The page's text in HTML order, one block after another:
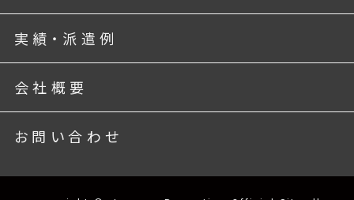
実績・派遣例
会社概要
お問い合わせ